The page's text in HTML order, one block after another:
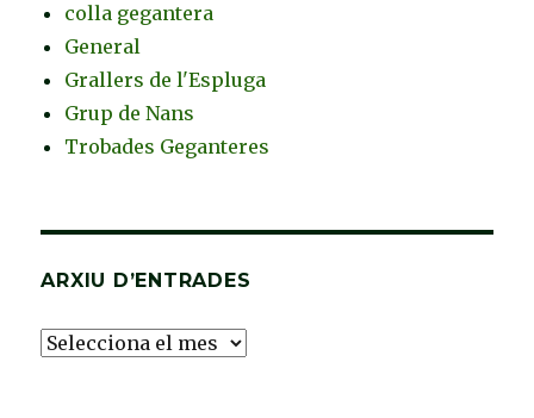
colla gegantera
General
Grallers de l'Espluga
Grup de Nans
Trobades Geganteres
ARXIU D’ENTRADES
Arxiu